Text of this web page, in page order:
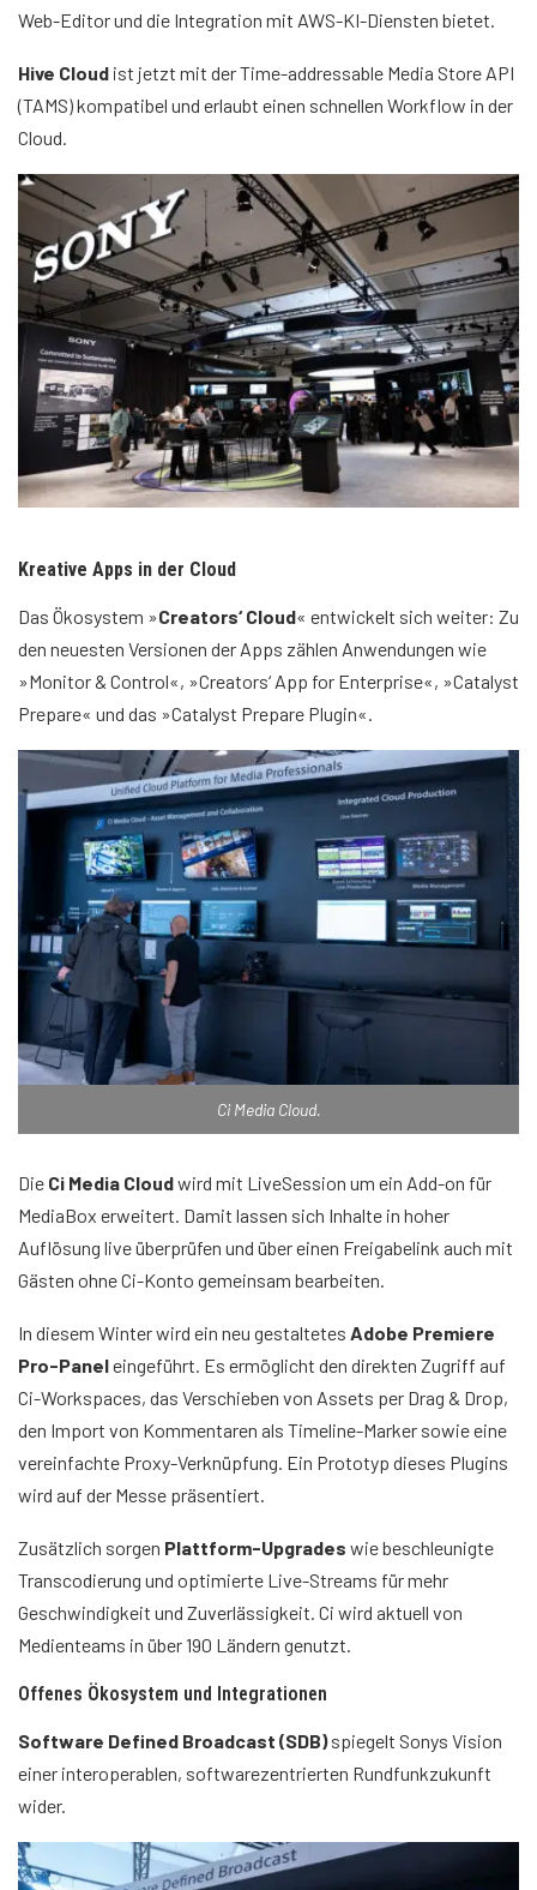
Web-Editor und die Integration mit AWS-KI-Diensten bietet.
Hive Cloud ist jetzt mit der Time-addressable Media Store API
(TAMS) kompatibel und erlaubt einen schnellen Workflow in der
Cloud.
Kreative Apps in der Cloud
Das Ökosystem »Creators‘ Cloud« entwickelt sich weiter: Zu
den neuesten Versionen der Apps zählen Anwendungen wie
»Monitor & Control«, »Creators‘ App for Enterprise«, »Catalyst
Prepare« und das »Catalyst Prepare Plugin«.
Ci Media Cloud.
Die Ci Media Cloudwird mit LiveSession um ein Add-on für
MediaBox erweitert. Damit lassen sich Inhalte in hoher
Auflösung live überprüfen und über einen Freigabelink auch mit
Gästen ohne Ci-Konto gemeinsam bearbeiten.
In diesem Winter wird ein neu gestaltetes Adobe Premiere
Pro-Paneleingeführt. Es ermöglicht den direkten Zugriff auf
Ci-Workspaces, das Verschieben von Assets per Drag & Drop,
den Import von Kommentaren als Timeline-Marker sowie eine
vereinfachte Proxy-Verknüpfung. Ein Prototyp dieses Plugins
wird auf der Messe präsentiert.
Zusätzlich sorgen Plattform-Upgrades wie beschleunigte
Transcodierung und optimierte Live-Streams für mehr
Geschwindigkeit und Zuverlässigkeit. Ci wird aktuell von
Medienteams in über 190 Ländern genutzt.
Offenes Ökosystem und Integrationen
Software Defined Broadcast (SDB)spiegelt Sonys Vision
einer interoperablen, softwarezentrierten Rundfunkzukunft
wider.